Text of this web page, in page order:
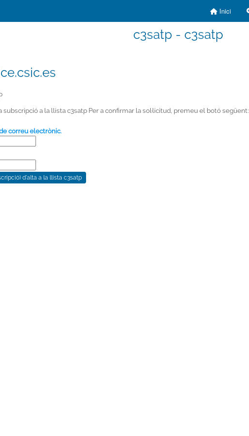
Inici
c3satp - c3satp
subscripció a la llista c3satp Per a confirmar la sol·licitud, premeu el botó següent:
correu electrònic.